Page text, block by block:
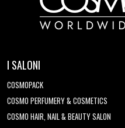
I SALONI
COSMOPACK
COSMO PERFUMERY & COSMETICS
COSMO HAIR, NAIL & BEAUTY SALON